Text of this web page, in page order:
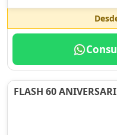
FLASH 60